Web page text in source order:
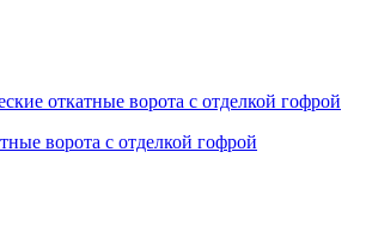
ворота с отделкой гофрой